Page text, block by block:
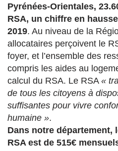
Pyrénées-Orientales,
RSA, un chiffre en
2019. Au niveau de la
allocataires perçoivent le
foyer, et l’ensemble des
compris les aides au
calcul du RSA. Le RSA «
de tous les citoyens à
suffisantes pour vivre
humaine ».
Dans notre département,
RSA est de 515€